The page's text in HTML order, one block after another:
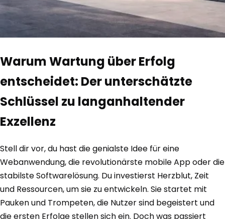
Warum Wartung über Erfolg
entscheidet: Der unterschätzte
Schlüssel zu langanhaltender
Exzellenz
Stell dir vor, du hast die genialste Idee für eine
Webanwendung, die revolutionärste mobile App oder die
stabilste Softwarelösung. Du investierst Herzblut, Zeit
und Ressourcen, um sie zu entwickeln. Sie startet mit
Pauken und Trompeten, die Nutzer sind begeistert und
die ersten Erfolge stellen sich ein. Doch was passiert